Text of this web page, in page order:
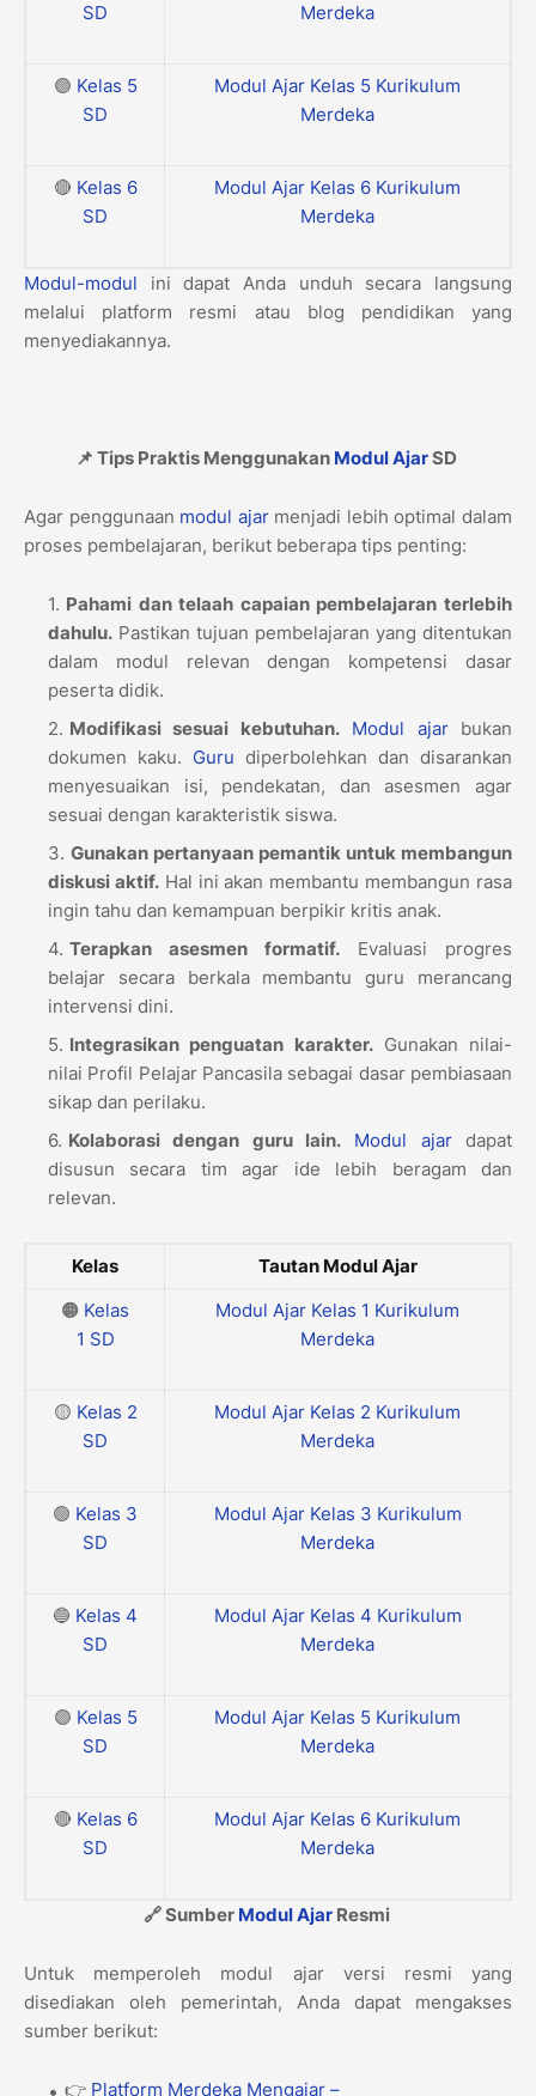
SD
Merdeka
🟣 Kelas 5
SD
Modul Ajar Kelas 5 Kurikulum
Merdeka
🔴 Kelas 6
SD
Modul Ajar Kelas 6 Kurikulum
Merdeka
Modul-modul ini dapat Anda unduh secara langsung
melalui platform resmi atau blog pendidikan yang
menyediakannya.
📌 Tips Praktis Menggunakan Modul AjarSD
Agar penggunaan modul ajarmenjadi lebih optimal dalam
proses pembelajaran, berikut beberapa tips penting:
Pahami dan telaah capaian pembelajaran terlebih
dahulu. Pastikan tujuan pembelajaran yang ditentukan
dalam modul relevan dengan kompetensi dasar
peserta didik.
Modifikasi sesuai kebutuhan. Modul ajarbukan
dokumen kaku. Guru diperbolehkan dan disarankan
menyesuaikan isi, pendekatan, dan asesmen agar
sesuai dengan karakteristik siswa.
Gunakan pertanyaan pemantik untuk membangun
diskusi aktif.Hal ini akan membantu membangun rasa
ingin tahu dan kemampuan berpikir kritis anak.
Terapkan asesmen formatif. Evaluasi progres
belajar secara berkala membantu guru merancang
intervensi dini.
Integrasikan penguatan karakter.Gunakan nilai-
nilai Profil Pelajar Pancasila sebagai dasar pembiasaan
sikap dan perilaku.
Kolaborasi dengan guru lain.
Modul ajardapat
disusun secara tim agar ide lebih beragam dan
relevan.
Kelas
Tautan Modul Ajar
🟠 Kelas
1 SD
Modul Ajar Kelas 1 Kurikulum
Merdeka
🟡 Kelas 2
SD
Modul Ajar Kelas 2 Kurikulum
Merdeka
🟢 Kelas 3
SD
Modul Ajar Kelas 3 Kurikulum
Merdeka
🔵 Kelas 4
SD
Modul Ajar Kelas 4 Kurikulum
Merdeka
🟣 Kelas 5
SD
Modul Ajar Kelas 5 Kurikulum
Merdeka
🔴 Kelas 6
SD
Modul Ajar Kelas 6 Kurikulum
Merdeka
🔗 Sumber Modul AjarResmi
Untuk memperoleh modul ajar versi resmi yang
disediakan oleh pemerintah, Anda dapat mengakses
sumber berikut:
👉 Platform Merdeka Mengajar –